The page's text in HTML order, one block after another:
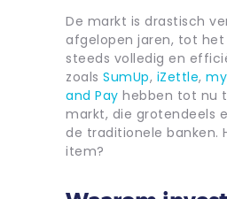
De markt is drastisch
afgelopen jaren, tot
steeds volledig en
zoals SumUp, iZettle,
and Pay hebben tot nu
markt, die grotendeels
de traditionele banken.
item?